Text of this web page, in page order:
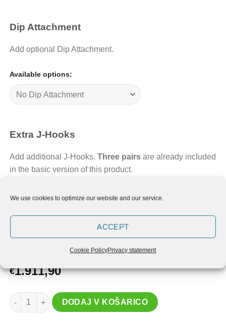
We use cookies to optimize our website and our service.
ACCEPT
Cookie PolicyPrivacy statement
Dip Attachment
Add optional Dip Attachment.
Available options:
Extra J-Hooks
Add additional J-Hooks. Three pairs are already included
in the basic version of this product.
Available options:
€1.911,90
ELUIR stenska kletka W6 količina
DODAJ V KOŠARICO